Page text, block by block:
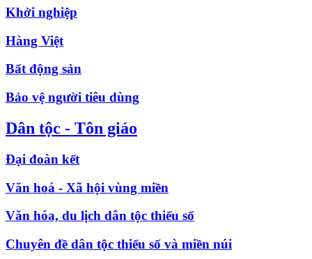
Khởi nghiệp
Hàng Việt
Bất động sản
Bảo vệ người tiêu dùng
Dân tộc - Tôn giáo
Đại đoàn kết
Văn hoá - Xã hội vùng miền
Văn hóa, du lịch dân tộc thiểu số
Chuyên đề dân tộc thiểu số và miền núi